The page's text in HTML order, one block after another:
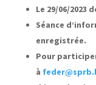
Le 29/06/2023
Séance
enregistrée.
Pour
à